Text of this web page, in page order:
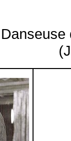
Danseuse